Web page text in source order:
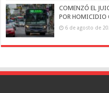
COMENZÓ EL
POR HOMICIDIO
6 de agosto de